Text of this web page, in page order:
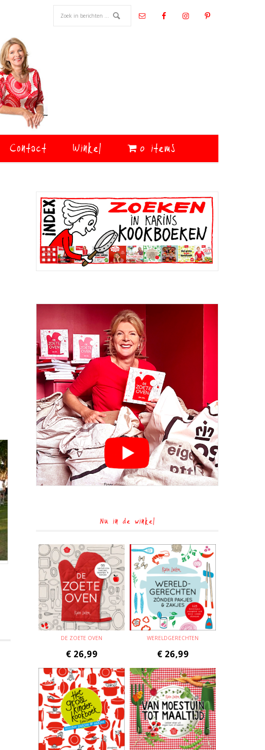
Contact Winkel 0 items
Primaire
Sidebar
Nu in de winkel
DE ZOETE OVEN
€ 26,99
WERELDGERECHTEN
€ 26,99